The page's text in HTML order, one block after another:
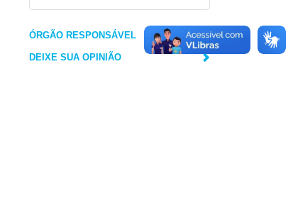
ÓRGÃO RESPONSÁVEL
DEIXE SUA OPINIÃO